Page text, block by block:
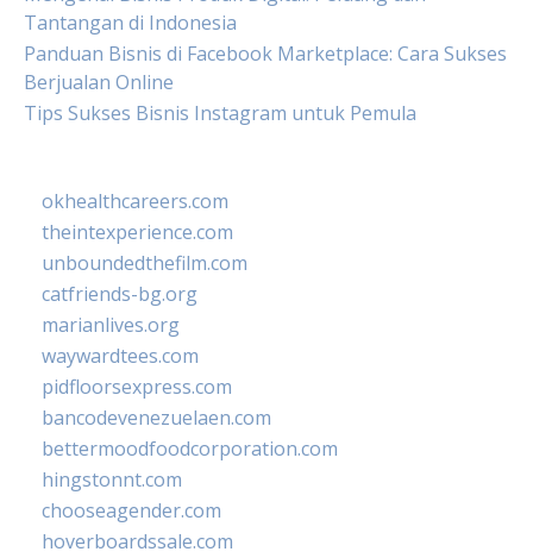
Tantangan di Indonesia
Panduan Bisnis di Facebook Marketplace: Cara Sukses
Berjualan Online
Tips Sukses Bisnis Instagram untuk Pemula
okhealthcareers.com
theintexperience.com
unboundedthefilm.com
catfriends-bg.org
marianlives.org
waywardtees.com
pidfloorsexpress.com
bancodevenezuelaen.com
bettermoodfoodcorporation.com
hingstonnt.com
chooseagender.com
hoverboardssale.com